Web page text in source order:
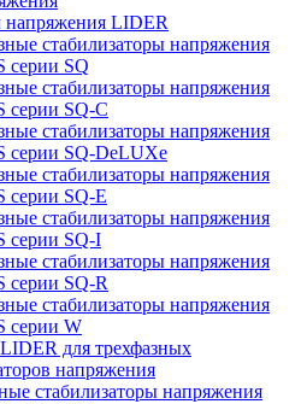
напряжения LIDER
стабилизаторы напряжения
серии SQ
стабилизаторы напряжения
серии SQ-C
стабилизаторы напряжения
серии SQ-DeLUXe
стабилизаторы напряжения
серии SQ-E
стабилизаторы напряжения
серии SQ-I
стабилизаторы напряжения
серии SQ-R
стабилизаторы напряжения
серии W
для трехфазных
напряжения
стабилизаторы напряжения